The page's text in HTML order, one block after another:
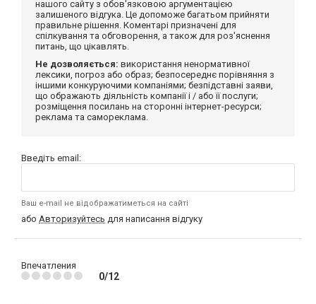
нашого сайту з обов'язковою аргументацією
залишеного відгука. Це допоможе багатьом прийняти
правильне рішення. Коментарі призначені для
спілкування та обговорення, а також для роз'яснення
питань, що цікавлять.
Не дозволяється: використання ненормативної
лексики, погроз або образ; безпосереднє порівняння з
іншими конкуруючими компаніями; безпідставні заяви,
що ображають діяльність компанії і / або її послуги;
розміщення посилань на сторонні інтернет-ресурси;
реклама та самореклама.
Введіть email:
Ваш e-mail не відображатиметься на сайті
або Авторизуйтесь для написання відгуку
Впечатления
0/12